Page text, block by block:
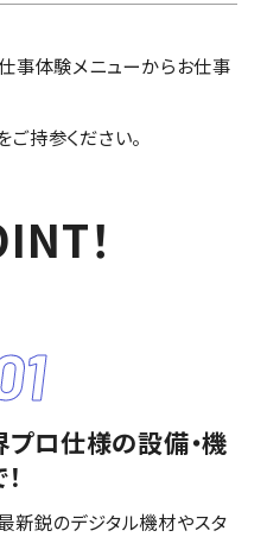
事体験メニューからお仕事
持参ください。
！
プロ仕様の設備・機
新鋭のデジタル機材やスタ